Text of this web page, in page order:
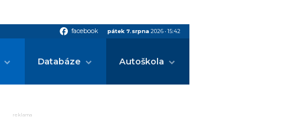
facebook facebook pátek 7.srpna 2026•15:42
Databáze Autoškola
reklama